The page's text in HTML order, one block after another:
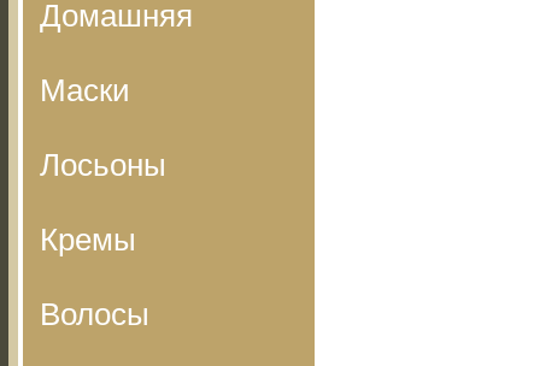
Домашняя
Маски
Лосьоны
Кремы
Волосы